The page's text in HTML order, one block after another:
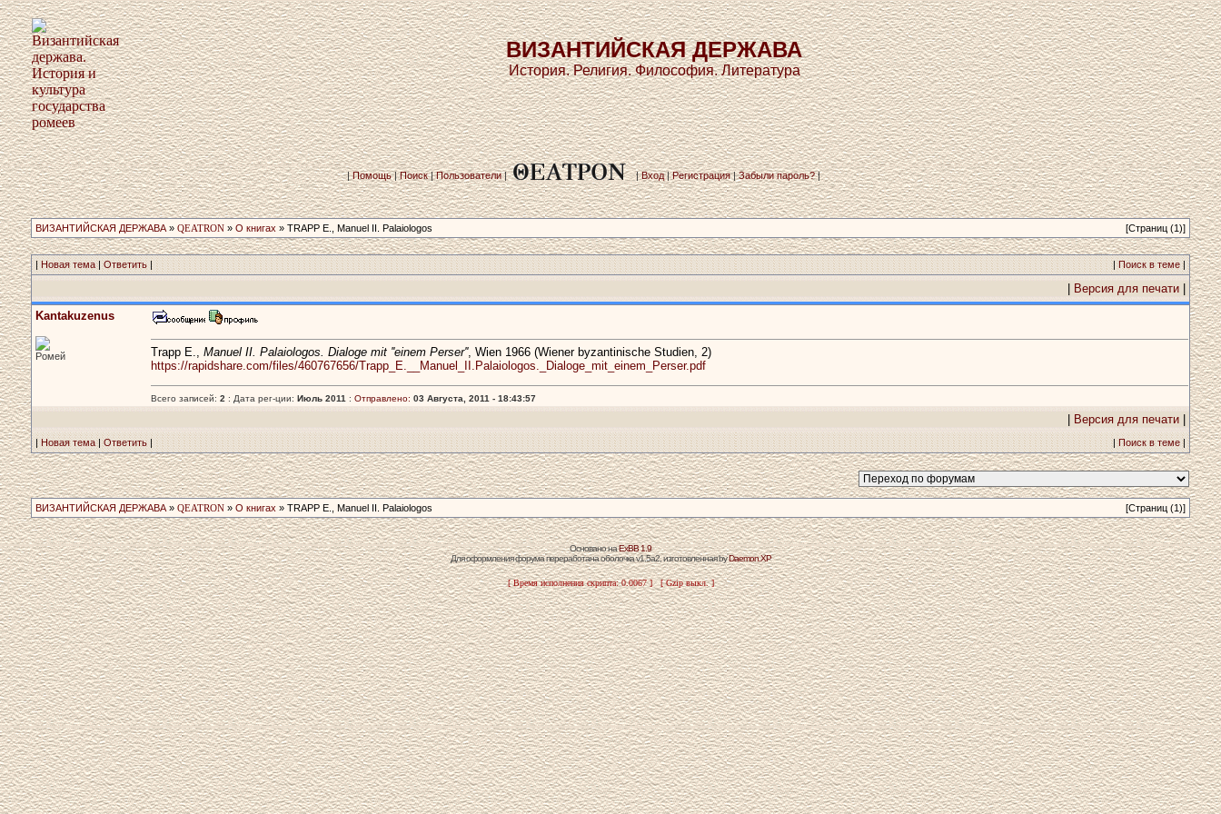
ВИЗАНТИЙСКАЯ ДЕРЖАВА
История. Религия. Философия. Литература
|Помощь|Поиск|Пользователи| |Вход|Регистрация|Забыли пароль?|
ВИЗАНТИЙСКАЯ ДЕРЖАВА » QEATRON » О книгах » TRAPP E., Manuel II. Palaiologos [Страниц (1)]
| Новая тема|Ответить | |Поиск в теме|
Версия для печати
Kantakuzenus
Ромей Trapp E., Manuel II. Palaiologos. Dialoge mit ''einem Perser'', Wien 1966 (Wiener byzantinische Studien, 2)
https://rapidshare.com/files/460767656/Trapp_E.__Manuel_II.Palaiologos._Dialoge_mit_einem_Perser.pdf
Всего записей: 2 : Дата рег-ции: Июль 2011 : Отправлено: 03 Августа, 2011 - 18:43:57
Версия для печати
| Новая тема|Ответить | |Поиск в теме|
ВИЗАНТИЙСКАЯ ДЕРЖАВА » QEATRON » О книгах » TRAPP E., Manuel II. Palaiologos [Страниц (1)]
Основано наExBB 1.9
Для оформления форума переработана оболочка v1.5a2, изготовленная byDaemon.XP
[ Время исполнения скрипта: 0.0067 ] [ Gzip выкл. ]